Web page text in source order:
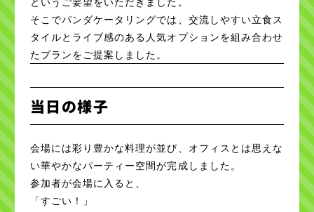
そこでパンダケータリングでは、交流しやすい立食ス
タイルとライブ感のある人気オプションを組み合わせ
たプランをご提案しました。
当日の様子
会場には彩り豊かな料理が並び、オフィスとは思えな
い華やかなパーティー空間が完成しました。
参加者が会場に入ると、
「すごい！」